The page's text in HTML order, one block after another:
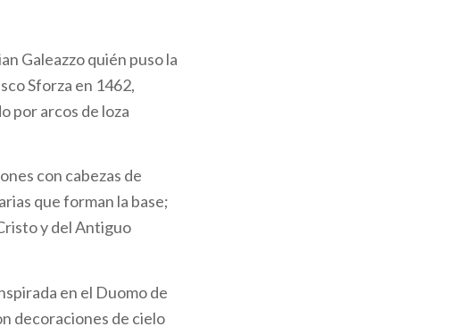
Galeazzo quién puso la
Sforza en 1462,
por arcos de loza
con cabezas de
que forman la base;
y del Antiguo
en el Duomo de
decoraciones de cielo